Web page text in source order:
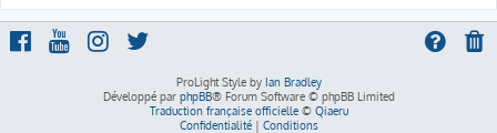
ProLight Style by Ian Bradley
Développé par phpBB® Forum Software © phpBB Limited
Traduction française officielle© Qiaeru
Confidentialité| Conditions